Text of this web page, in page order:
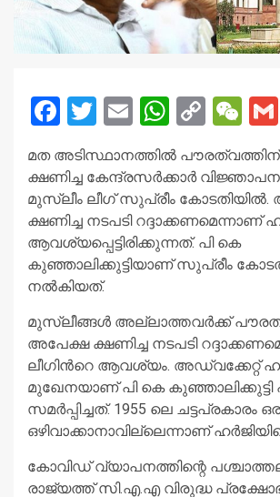
Facebook
Twitter
Email Copy
Link
മത അടിസ്ഥാനത്തിൽ
ക്ഷണിച്ച കേന്ദ്രസർക്കാർ
മുസ്ലീം ലീഗ് സുപ്രീം കോടതിയിൽ.
ക്ഷണിച്ച നടപടി റദ്ദാക്കണമെന്നാണ്
ആവശ്യപ്പെട്ടിരിക്കുന്നത്. പി കെ
കുഞ്ഞാലിക്കുട്ടിയാണ് സുപ്രീം
നൽകിയത്.
മുസ്ലീങ്ങൾ അല്ലാത്തവർക്ക്
അപേക്ഷ ക്ഷണിച്ച നടപടി
ലീഗിന്‍റെ ആവശ്യം. അഡ്വക്കേറ്റ്
മുഖേനയാണ് പി കെ കുഞ്ഞാലിക്കുട്ടി
സമർപ്പിച്ചത്. 1955 ലെ ചട്ടപ്രകാരം
ഒഴിവാക്കാനാവില്ലെന്നാണ്
കോവിഡ് വ്യാപനത്തിന്റെ
രാജ്യത്ത് സി.എ.എ വിരുദ്ധ